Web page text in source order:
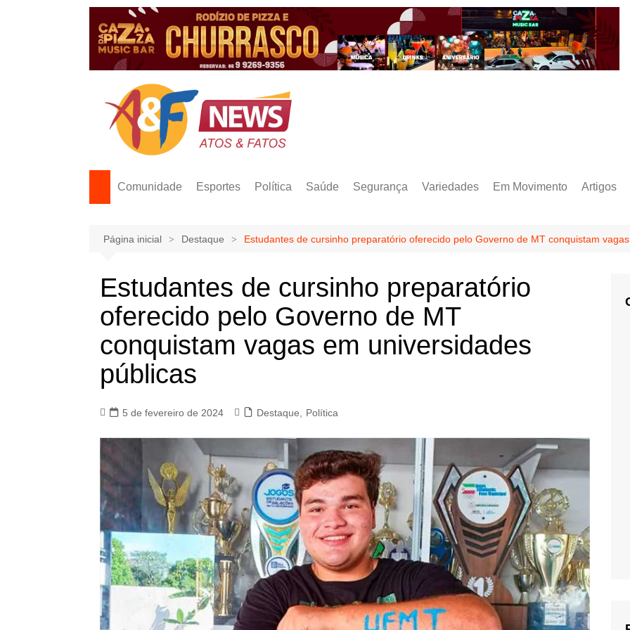
Comunidade Esportes Política Saúde Segurança Variedades Em Movimento Artigos
Página inicial Destaque Estudantes de cursinho preparatório oferecido pelo Governo de MT conquistam
Estudantes de cursinho preparatório
oferecido pelo Governo de MT
conquistam vagas em universidades
públicas
5 de fevereiro de 2024 Destaque Política